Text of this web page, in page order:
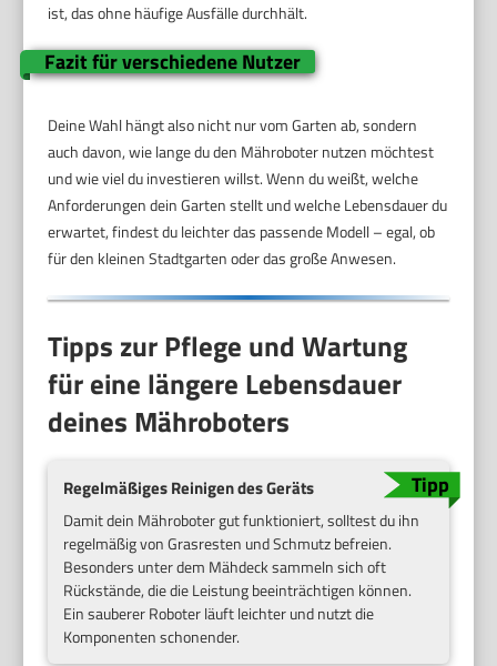
ist, das ohne häufige Ausfälle durchhält.
Fazit für verschiedene Nutzer
Deine Wahl hängt also nicht nur vom Garten ab, sondern
auch davon, wie lange du den Mähroboter nutzen möchtest
und wie viel du investieren willst. Wenn du weißt, welche
Anforderungen dein Garten stellt und welche Lebensdauer du
erwartet, findest du leichter das passende Modell – egal, ob
für den kleinen Stadtgarten oder das große Anwesen.
Tipps zur Pflege und Wartung
für eine längere Lebensdauer
deines Mähroboters
Regelmäßiges Reinigen des Geräts
Damit dein Mähroboter gut funktioniert, solltest du ihn
regelmäßig von Grasresten und Schmutz befreien.
Besonders unter dem Mähdeck sammeln sich oft
Rückstände, die die Leistung beeinträchtigen können.
Ein sauberer Roboter läuft leichter und nutzt die
Komponenten schonender.